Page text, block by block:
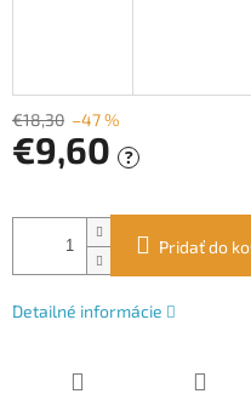
€18,30 –47 %
€9,60 ?
cena:
Pridať do
Detailné informácie